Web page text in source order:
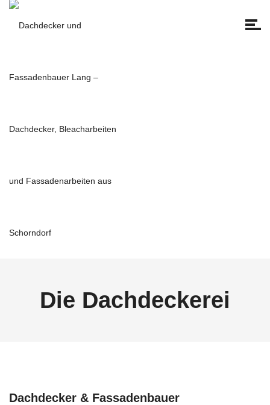
Die Dachdeckerei
Dachdecker & Fassadenbauer